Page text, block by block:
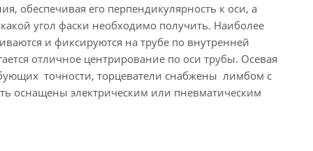
обеспечивая его перпендикулярность к оси, а
угол фаски необходимо получить. Наиболее
и фиксируются на трубе по внутренней
отличное центрирование по оси трубы. Осевая
точности, торцеватели снабжены лимбом с
оснащены электрическим или пневматическим